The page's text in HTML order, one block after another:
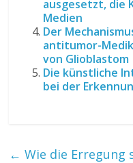
ausgesetzt, die
Medien
Der
antitumor-
von Glioblastom
Die künstliche
bei der
← Wie die Erregung